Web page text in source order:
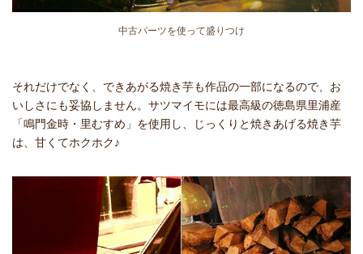
中古パーツを使って盛りつけ
それだけでなく、できあがる焼き芋も作品の一部になるので、お
いしさにも妥協しません。サツマイモには最高級の徳島県里浦産
「鳴門金時・里むすめ」を使用し、じっくりと焼きあげる焼き芋
は、甘くてホクホク♪